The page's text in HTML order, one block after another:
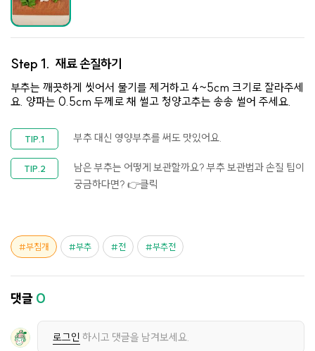
Step 1. 재료 손질하기
부추는 깨끗하게 씻어서 물기를 제거하고 4~5cm 크기로 잘라주세
요. 양파는 0.5cm 두께로 채 썰고 청양고추는 송송 썰어 주세요.
부추 대신 영양부추를 써도 맛있어요.
남은 부추는 어떻게 보관할까요? 부추 보관법과 손질 팁이
궁금하다면? 👉클릭
부침개 부추 전 부추전
댓글 0
로그인 하시고 댓글을 남겨보세요.